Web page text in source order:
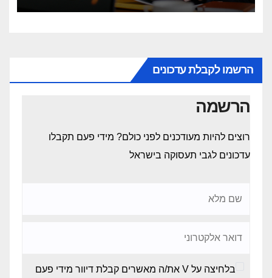
הרשמו לקבלת עדכונים
הרשמה
רוצים להיות מעודכנים לפני כולם? מידי פעם תקבלו
עדכונים לגבי תעסוקה בישראל
בלחיצה על V את/ה מאשרים קבלת דיוור מידי פעם